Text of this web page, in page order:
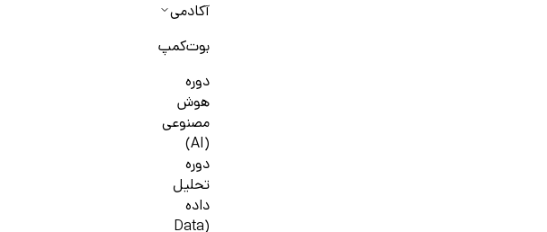
آکادمی
بوت‌کمپ
دوره
هوش
مصنوعی
(AI)
دوره
تحلیل
داده